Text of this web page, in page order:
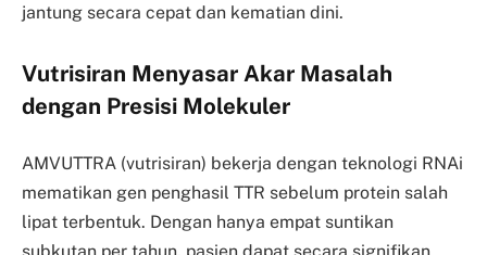
jantung secara cepat dan kematian dini.
Vutrisiran Menyasar Akar Masalah
dengan Presisi Molekuler
AMVUTTRA (vutrisiran) bekerja dengan teknologi RNAi
mematikan gen penghasil TTR sebelum protein salah
lipat terbentuk. Dengan hanya empat suntikan